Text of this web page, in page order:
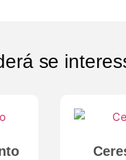
se